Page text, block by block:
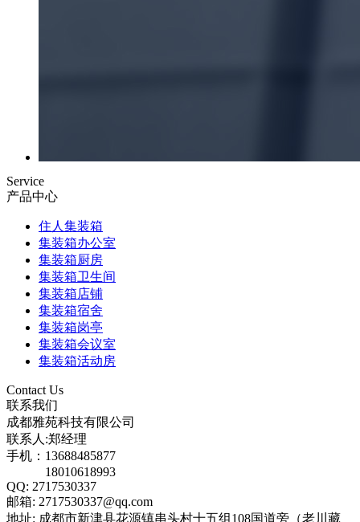
Service
产品中心
住人集装箱
集装箱办公室
集装箱厨房
集装箱卫生间
集装箱店铺
集装箱宿舍
集装箱岗亭
集装箱会议室
集装箱活动房
Contact Us
联系我们
成都雅苑科技有限公司
联系人:郑经理
手机：13688485877
18010618993
QQ: 2717530337
邮箱: 2717530337@qq.com
地址: 成都市新津县花源镇串头村十五组108国道旁（老川藏